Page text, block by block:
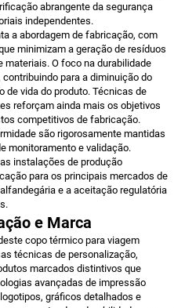
abrangente da segurança
independentes.
a abordagem de fabricação, com
minimizam a geração de resíduos
materiais. O foco na durabilidade
para a diminuição do
de vida do produto. Técnicas de
reforçam ainda mais os objetivos
competitivos de fabricação.
são rigorosamente mantidas
monitoramento e validação.
instalações de produção
para os principais mercados de
e a aceitação regulatória
e Marca
copo térmico para viagem
técnicas de personalização,
marcados distintivos que
avançadas de impressão
gráficos detalhados e